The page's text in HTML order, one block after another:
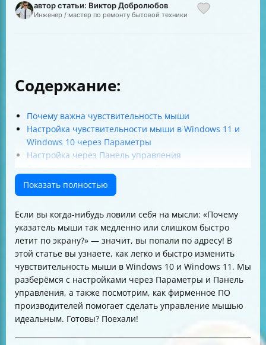
автор статьи: Виктор Добролюбов
Инженер / мастер по ремонту бытовой техники
Содержание:
Почему важна чувствительность мыши
Настройка чувствительности мыши в Windows 11 и
Windows 10 через Параметры
Настройка через Панель управления
возможности
Как отключить повышенную точность указателя
Краткая таблица настроек чувствительности мыши в
Windows
Итог
Показать полностью
Если вы когда-нибудь ловили себя на мысли: «Почему
указатель мыши так медленно или слишком быстро
летит по экрану?» — значит, вы попали по адресу! В
этой статье вы узнаете, как легко и быстро изменить
чувствительность мыши в Windows 10 и Windows 11. Мы
разберёмся с настройками через Параметры и Панель
управления, а также посмотрим, как фирменное ПО
производителей помогает сделать управление мышью
идеальным. Готовы? Поехали!